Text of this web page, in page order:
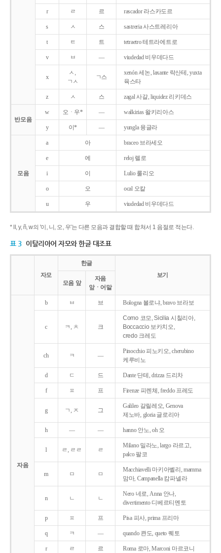
r ㄹ 르 rascador 라스카도르
s ㅅ 스 sastreria 사스트레리아
t ㅌ 트 tetraetro 테트라에트로
v ㅂ ― viudedad 비우데다드
x
ㅅ,
ㄱㅅ
ㄱ스
xenón 세논, laxante 락산테, yuxta
육스타
z ㅅ 스 zagal 사갈, liquidez 리키데스
반모음
w 오ㆍ우* ― walkirias 왈키리아스
y 이* ― yungla 융글라
모음
a 아 braceo 브라세오
e 에 reloj 렐로
i 이 Lulio 룰리오
o 오 ocal 오칼
u 우 viudedad 비우데다드
* ll, y, ñ, w의 '이, 니, 오, 우'는 다른 모음과 결합할 때 합쳐서 1 음절로 적는다.
표 3 이탈리아어 자모와 한글 대조표
자모
한글
보기
모음 앞
자음
앞ㆍ어말
자음
b ㅂ 브 Bologna 볼로냐, bravo 브라보
c ㅋ, ㅊ 크
Como 코모, Sicilia 시칠리아,
Boccaccio 보카치오,
credo 크레도
ch ㅋ ―
Pinocchio 피노키오, cherubino
케루비노
d ㄷ 드 Dante 단테, drizza 드리차
f ㅍ 프 Firenze 피렌체, freddo 프레도
g ㄱ, ㅈ 그
Galileo 갈릴레오, Genova
제노바, gloria 글로리아
h ― ― hanno 안노, oh 오
l ㄹ, ㄹㄹ ㄹ
Milano 밀라노, largo 라르고,
palco 팔코
m ㅁ ㅁ
Macchiavelli 마키아벨리, mamma
맘마, Campanella 캄파넬라
n ㄴ ㄴ
Nero 네로, Anna 안나,
divertimento 디베르티멘토
p ㅍ 프 Pisa 피사, prima 프리마
q ㅋ ― quando 콴도, queto 퀘토
r ㄹ 르 Roma 로마, Marconi 마르코니